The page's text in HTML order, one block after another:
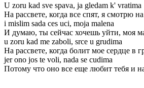
U zoru kad sve spava, ja gledam k' vratima
На рассвете, когда все спят, я смотрю
i mislim sada ces uci, moja malena
И думаю, ты сейчас хочешь уйти, моя
u zoru kad me zaboli, srce u grudima
На рассвете, когда болит мое сердце в
jer ono jos te voli, nada se cudima
Потому что оно все еще любит тебя и